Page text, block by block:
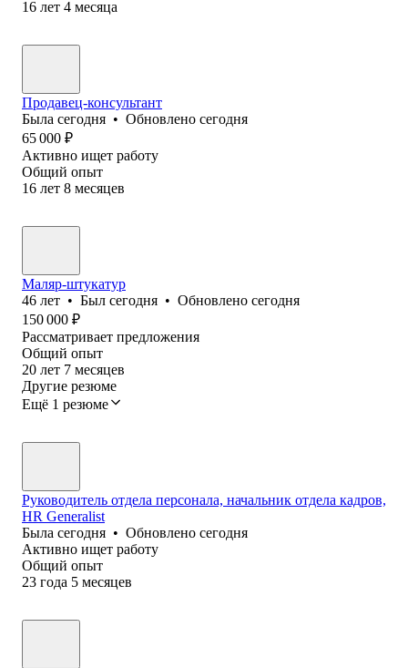
16 лет 4 месяца
Продавец-консультант
Была сегодня • Обновлено сегодня
65 000 ₽
Активно ищет работу
Общий опыт
16 лет 8 месяцев
Маляр-штукатур
46 лет • Был сегодня • Обновлено сегодня
150 000 ₽
Рассматривает предложения
Общий опыт
20 лет 7 месяцев
Другие резюме
Ещё 1 резюме
Руководитель отдела персонала, начальник отдела кадров,
HR Generalist
Была сегодня • Обновлено сегодня
Активно ищет работу
Общий опыт
23 года 5 месяцев